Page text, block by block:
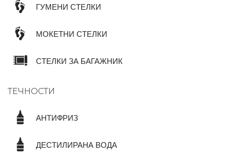
ГУМЕНИ СТЕЛКИ
МОКЕТНИ СТЕЛКИ
СТЕЛКИ ЗА БАГАЖНИК
ТЕЧНОСТИ
АНТИФРИЗ
ДЕСТИЛИРАНА ВОДА